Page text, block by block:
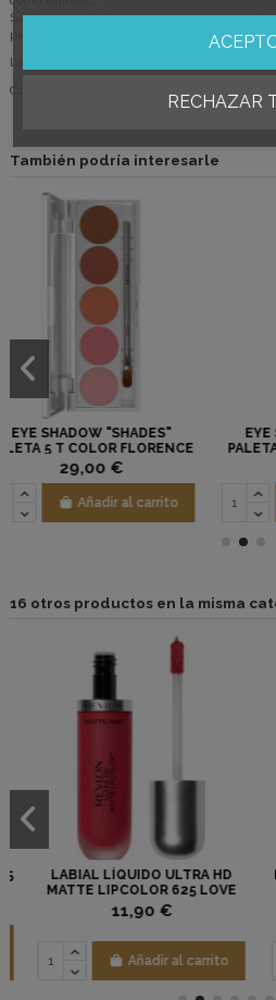
Sombras para trabajar en seco, con una
pigmentación, gracias a los pigmentos
La paleta incluye espejo.
Cantidad: 7.5 gr
También podría interesarle
EYE SHADOW "SHADES"
PALETA 5 T COLOR HELSINKI
Añadir al carrito
16 otros productos en la misma
DESMAQUILLADOR MASTIX 50
ML KRYOLAN
6,00 €
Añadir al carrito
RECHAZAR